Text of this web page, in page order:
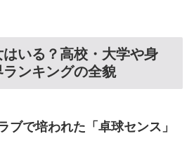
いる？高校・大学や身
ンキングの全貌
ブで培われた「卓球センス」